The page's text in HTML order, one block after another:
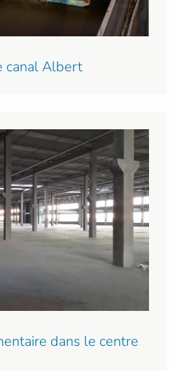
canal Albert
dans le centre